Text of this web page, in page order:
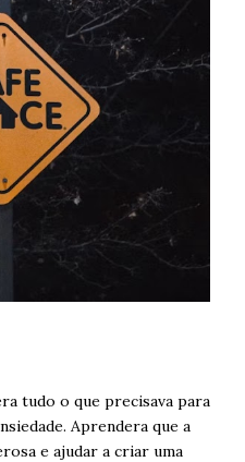
tudo o que precisava para
Aprendera que a
e ajudar a criar uma